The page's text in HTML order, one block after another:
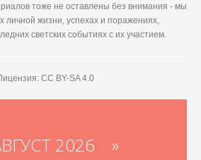
тоже не оставлены без внимания - мы
личной жизни, успехах и поражениях,
светских событиях с их участием.
CC BY-SA 4.0
2026 »